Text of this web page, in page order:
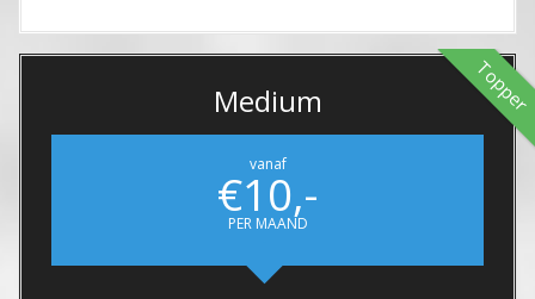
Medium
vanaf
€10,-
PER MAAND
Topper